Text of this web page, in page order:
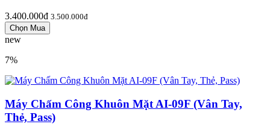
3.400.000đ 3.500.000đ
new
7%
Máy Chấm Công Khuôn Mặt AI-09F (Vân Tay,
Thẻ, Pass)